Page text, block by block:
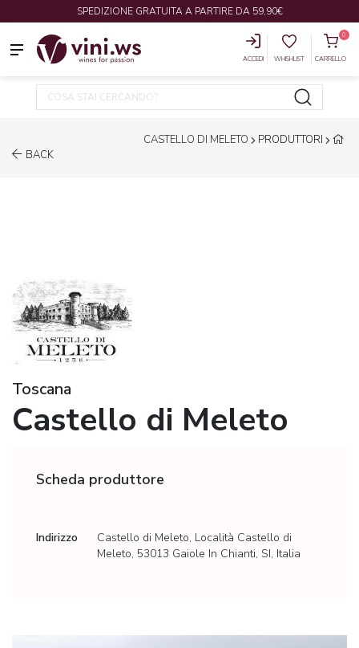
SPEDIZIONE GRATUITA A PARTIRE DA 59,90€
ACCEDI WHISHLIST
0
CARRELLO
BACK
CASTELLO DI MELETO PRODUTTORI
Toscana
Castello di Meleto
Scheda produttore
Indirizzo
Castello di Meleto, Località Castello di
Meleto, 53013 Gaiole In Chianti, SI, Italia